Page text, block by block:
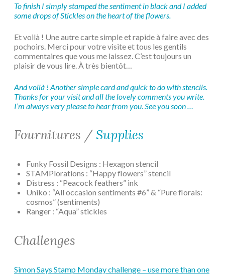
To finish I simply stamped the sentiment in black and I added
some drops of Stickles on the heart of the flowers.
Et voilà ! Une autre carte simple et rapide à faire avec des
pochoirs. Merci pour votre visite et tous les gentils
commentaires que vous me laissez. C’est toujours un
plaisir de vous lire. À très bientôt…
And voilà ! Another simple card and quick to do with stencils.
Thanks for your visit and all the lovely comments you write.
I’m always very please to hear from you. See you soon …
Fournitures / Supplies
Funky Fossil Designs : Hexagon stencil
STAMPlorations : “Happy flowers” stencil
Distress : “Peacock feathers” ink
Uniko : “All occasion sentiments #6” & “Pure florals:
cosmos” (sentiments)
Ranger : “Aqua” stickles
Challenges
Simon Says Stamp Monday challenge – use more than one